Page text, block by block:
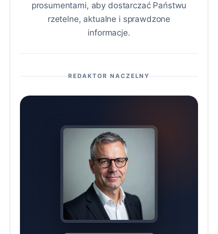
prosumentami, aby dostarczać Państwu
rzetelne, aktualne i sprawdzone
informacje.
REDAKTOR NACZELNY